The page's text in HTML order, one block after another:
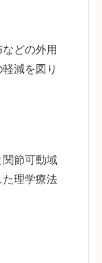
どの外用
減を図り
関節可動域
理学療法